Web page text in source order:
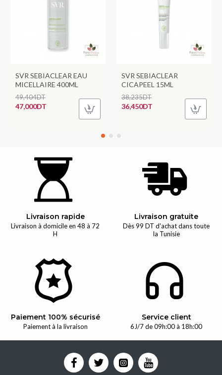
SVR SEBIACLEAR EAU
MICELLAIRE 400ML
47,000DT
49,404DT
SVR SEBIACLEAR
CICAPEEL 15ML
36,450DT
38,235DT
Livraison rapide
Livraison à domicile en 48 à 72
H
Livraison gratuite
Dès 99 DT d'achat dans toute
la Tunisie
Paiement 100% sécurisé
Paiement à la livraison
Service client
6J/7 de 09h:00 à 18h:00